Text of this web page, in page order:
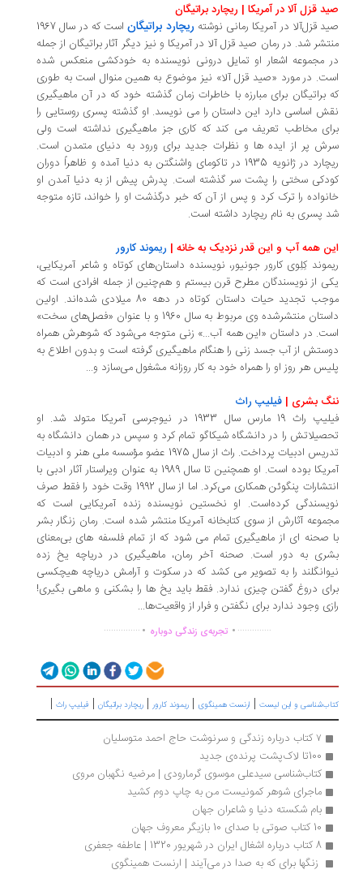
قزل آلا در آمریکا | ریچارد براتیگان
قزل‌آلا در آمریکا رمانی نوشته ریچارد براتیگان
است که در سال 1967
شد. در رمان صید قزل آلا در آمریکا و نیز دیگر آثار براتیگان از جمله
مجموعه اشعار او تمایل درونی نویسنده به خودکشی منعکس شده
در مورد «صید قزل آلا» نیز موضوع به همین منوال است به طوری
براتیگان برای مبارزه با خاطرات زمان گذشته خود که در آن ماهیگیری
اساسی دارد این داستان را می نویسد. او گذشته پسری روستایی را
مخاطب تعریف می کند که کاری جز ماهیگیری نداشته است ولی
پر از ایده ها و نظرات جدید برای ورود به دنیای متمدن است.
ریچارد در ژانویه 1935 در تاکومای واشنگتن به دنیا آمده و ظاهراً دوران
سختی را پشت سر گذشته است. پدرش پیش از به دنیا آمدن او
را ترک کرد و پس از آن که خبر درگذشت او را خواند، تازه متوجه
پسری به نام ریچارد داشته ‌است.
همه آب و این قدر نزدیک به خانه |ریموند کارور
کِلِوی کارور جونیور، نویسنده داستان‌های کوتاه و شاعر آمریکایی،
از نویسندگان مطرح قرن بیستم و هم‌چنین از جمله افرادی است که
موجب تجدید حیات داستان کوتاه در دهه 80 میلادی شده‌اند. اولین
داستان منتشرشده وی مربوط به سال 1960 و با عنوان «فصل‌های سخت»
در داستان «این همه آب...» زنی متوجه می‌شود که شوهرش همراه
از آب جسد زنی را هنگام ماهیگیری گرفته است و بدون اطلاع به
هر روز او را همراه خود به کار روزانه مشغول می‌سازد و...
بشری |فیلیپ راث
فیلیپ راث 19 مارس سال 1933 در نیوجرسی آمریکا متولد شد. او
را در دانشگاه شیکاگو تمام کرد و سپس در همان دانشگاه به
تدریس ادبیات پرداخت. راث از سال 1975 عضو مؤسسه ملی هنر و ادبیات
آمریکا بوده‌ است. او همچنین تا سال 1989 به عنوان ویراستار آثار ادبی با
انتشارات پنگوئن همکاری می‌کرد. اما از سال 1992 وقت خود را فقط صرف
کرده‌است. او نخستین نویسنده زنده آمریکایی است که
آثارش از سوی کتابخانه آمریکا منتشر شده ‌است. رمان زنگار بشر
صحنه ای از ماهیگیری تمام می شود که از تمام فلسفه های بی‌معنای
به دور است. صحنه آخر رمان، ماهیگیری در دریاچه یخ زده
را به تصویر می کشد که در سکوت و آرامش دریاچه هیچکسی
دروغ گفتن چیزی ندارد. فقط باید یخ ها را بشکنی و ماهی بگیری!
وجود ندارد برای نگفتن و فرار از واقعیت‌ها...
................تجربه‌ی زندگی دوباره ...............
و این لیست| ارنست همینگوی|ریموند کارور|ریچارد براتیگان|فیلیپ راث|
کتاب‌شناسی سیدعلی موسوی گرمارودی | مرضیه نگهبان مروی
ماجرای شوهر کمونیست من به چاپ دوم کشید
بام شکسته دنیا و شاعران جهان
زنگها برای که به صدا در می‌آیند | ارنست همینگوی